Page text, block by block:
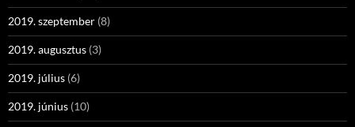
2019. szeptember (8)
2019. augusztus (3)
2019. július (6)
2019. június (10)